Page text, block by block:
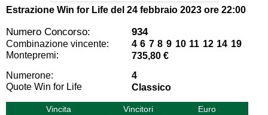
Estrazione Win for Life del 24 febbraio 2023 ore 22:00
Numero Concorso: 934
Combinazione vincente:
4 6 7 8 9 10 11 12 14 19
Montepremi:
735,80 €
Numerone:
4
Quote Win for Life
Classico
Vincita Vincitori
Euro